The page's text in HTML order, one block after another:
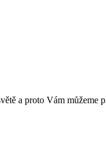
a proto Vám